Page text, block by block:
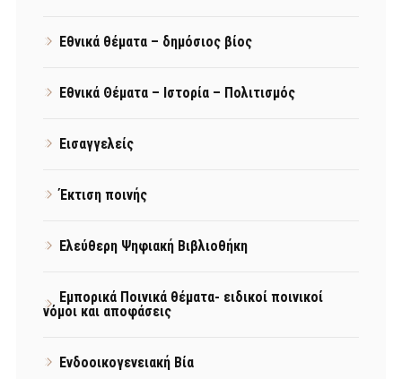
Εθνικά θέματα – δημόσιος βίος
Εθνικά Θέματα – Ιστορία – Πολιτισμός
Εισαγγελείς
Έκτιση ποινής
Ελεύθερη Ψηφιακή Βιβλιοθήκη
Εμπορικά Ποινικά θέματα- ειδικοί ποινικοί
νόμοι και αποφάσεις
Ενδοοικογενειακή Βία